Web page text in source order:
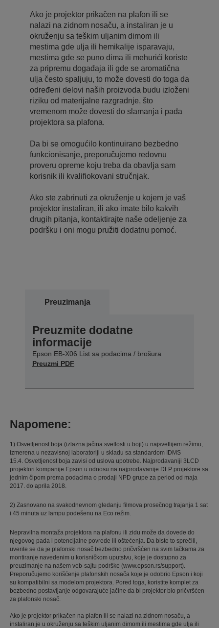
Ako je projektor prikačen na plafon ili se
nalazi na zidnom nosaču, a instaliran je u
okruženju sa teškim uljanim dimom ili
mestima gde ulja ili hemikalije isparavaju,
mestima gde se puno dima ili mehurići koriste
za pripremu događaja ili gde se aromatična
ulja često spaljuju, to može dovesti do toga da
određeni delovi naših proizvoda budu izloženi
riziku od materijalne razgradnje, što
vremenom može dovesti do slamanja i pada
projektora sa plafona.
Da bi se omogućilo kontinuirano bezbedno
funkcionisanje, preporučujemo redovnu
proveru opreme koju treba da obavlja sam
korisnik ili kvalifiokovani stručnjak.
Ako ste zabrinuti za okruženje u kojem je vaš
projektor instaliran, ili ako imate bilo kakvih
drugih pitanja, kontaktirajte naše odeljenje za
podršku i oni mogu pružiti dodatnu pomoć.
Preuzimanja
Preuzmite dodatne
informacije
Epson EB-X06 List sa podacima / brošura
Preuzmi PDF
Napomene:
1) Osvetljenost boja (izlazna jačina svetlosti u boji) u najsvetlijem režimu,
izmerena u nezavisnoj laboratoriji u skladu sa standardom IDMS
15.4. Osvetljenost boja zavisi od uslova upotrebe. Najprodavaniji 3LCD
projektori kompanije Epson u odnosu na najprodavanije DLP projektore sa
jednim čipom prema podacima o prodaji NPD grupe za period od maja
2017. do aprila 2018.
2) Zasnovano na svakodnevnom gledanju filmova prosečnog trajanja 1 sat
i 45 minuta uz lampu podešenu na Eco režim.
Nepravilna montaža projektora na plafonu ili zidu može da dovede do
njegovog pada i potencijalne povrede ili oštećenja. Da biste to sprečili,
uverite se da je plafonski nosač bezbedno pričvršćen na svim tačkama za
montiranje navedenim u korisničkom uputstvu, koje je dostupno za
preuzimanje na našem veb-sajtu podrške (www.epson.rs/support).
Preporučujemo korišćenje plafonskih nosača koje je odobrio Epson i koji
su kompatibilni sa modelom projektora. Pored toga, koristite komplet za
bezbedno postavljanje odgovarajuće jačine da bi projektor bio pričvršćen
za plafonski nosač.
Ako je projektor prikačen na plafon ili se nalazi na zidnom nosaču, a
instaliran je u okruženju sa teškim uljanim dimom ili mestima gde ulja ili